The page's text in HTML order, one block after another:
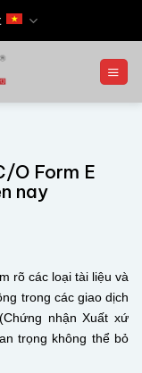
O Form E
nay
rõ các loại tài liệu và
trong các giao dịch
(Chứng nhận Xuất xứ
trọng không thể bỏ